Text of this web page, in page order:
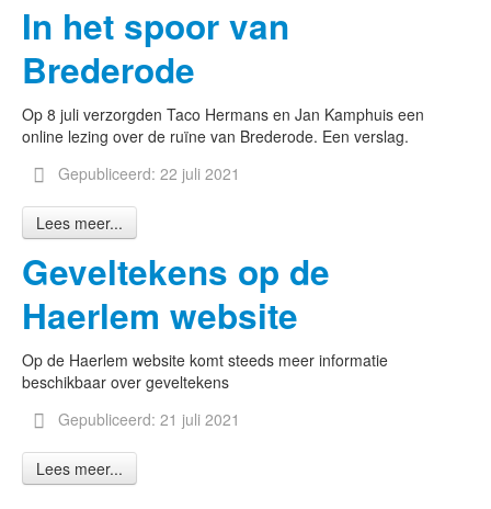
In het spoor van
Brederode
Op 8 juli verzorgden Taco Hermans en Jan Kamphuis een
online lezing over de ruïne van Brederode. Een verslag.
Gepubliceerd: 22 juli 2021
Lees meer...
Geveltekens op de
Haerlem website
Op de Haerlem website komt steeds meer informatie
beschikbaar over geveltekens
Gepubliceerd: 21 juli 2021
Lees meer...